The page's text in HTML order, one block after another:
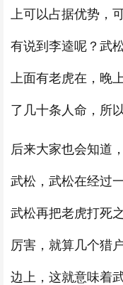
上可以占据优势，
有说到李逵呢？武
上面有老虎在，晚
了几十条人命，所
后来大家也会知道
武松，武松在经过
武松再把老虎打死
厉害，就算几个猎
边上，这就意味着